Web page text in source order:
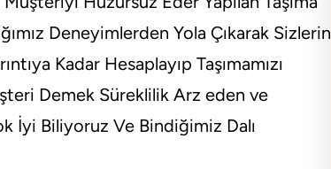
Deneyimlerden Yola Çıkarak Sizlerin
Kadar Hesaplayıp Taşımamızı
Demek Süreklilik Arz eden ve
İyi Biliyoruz Ve Bindiğimiz Dalı